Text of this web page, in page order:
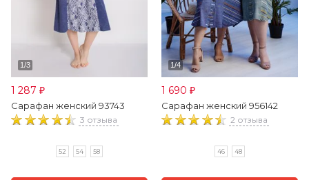
1 287 ₽
Сарафан женский 93743
3 отзыва
52 54 58
1 690 ₽
Сарафан женский 956142
2 отзыва
46 48